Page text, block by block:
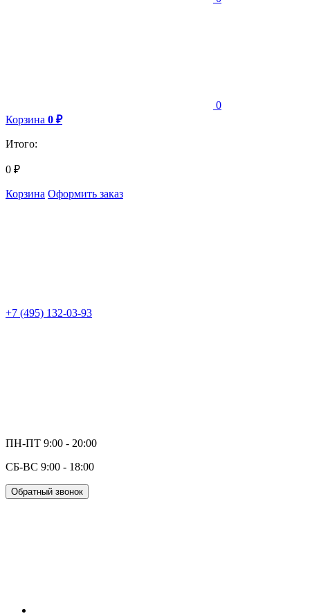
0
Корзина 0 ₽
Итого:
0 ₽
Корзина Оформить заказ
+7 (495) 132-03-93
ПН-ПТ 9:00 - 20:00
СБ-ВС 9:00 - 18:00
Обратный звонок